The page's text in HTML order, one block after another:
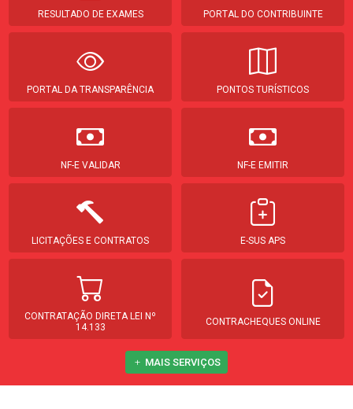
RESULTADO DE EXAMES PORTAL DO CONTRIBUINTE
PORTAL DA TRANSPARÊNCIA PONTOS TURÍSTICOS
NF-E VALIDAR NF-E EMITIR
LICITAÇÕES E CONTRATOS E-SUS APS
CONTRATAÇÃO DIRETA LEI Nº
14.133
CONTRACHEQUES ONLINE
MAIS SERVIÇOS